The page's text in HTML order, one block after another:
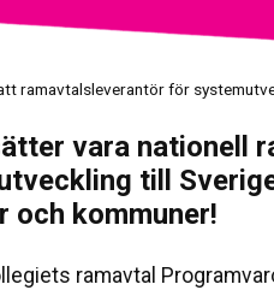
ramavtalsleverantör för
vara nationell
till
och kommuner!
ramavtal